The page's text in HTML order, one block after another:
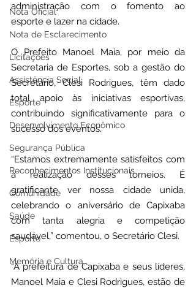
Nota Oficial
Nota de Esclarecimento
Licitações
Assistência Social
Esporte
Desenvolvimento Econômico
Segurança Pública
Reconhecimentos Institucionais
Comunidade
Saúde
Esporte
Memória e Cultura
administração com o fomento ao
esporte e lazer na cidade.
O Prefeito Manoel Maia, por meio da
Secretaria de Esportes, sob a gestão do
Secretário, Clesi Rodrigues, têm dado
total apoio às iniciativas esportivas,
contribuindo significativamente para o
sucesso dos eventos.
“Estamos extremamente satisfeitos com
a realização desses torneios. É
gratificante ver nossa cidade unida,
celebrando o aniversário de Capixaba
com tanta alegria e competição
saudável,” comentou, o Secretário Clesi.
“A prefeitura de Capixaba e seus líderes,
Manoel Maia e Clesi Rodrigues, estão de